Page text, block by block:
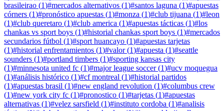
brasileirao (1)#mercados alternativos (1)#santos laguna (1)#apuestas
córners (1)#pronóstico apuestas (1)#monza (1)#club tijuana (1)#leon
(1)#club queretaro (1)#club america (1)#apuestas tácticas (1)#los
chankas vs sport boys (1)#historial chankas sport boys (1)#mercados
secundarios fútbol (1)#sport huancayo (1)#apuestas tarjetas
(1)#historial enfrentamientos (1)#valor(1)#apuesta (1)#seattle
sounders (1)#portland timbers (1)#sporting kansas city
(1)#minnesota united fc (1)#major league soccer(1)#ucv moquegua
(1)#análisis histórico (1)#cf montreal (1)#historial partidos
(1)#apuestas brasil (1)#new england revolution (1)#columbus crew
(1)#new york city fc (1)#pronostico (1)#tarjetas (1)#apuestas
alternativas (1)#velez sarsfield (1)#instituto cordoba (1)#analisis